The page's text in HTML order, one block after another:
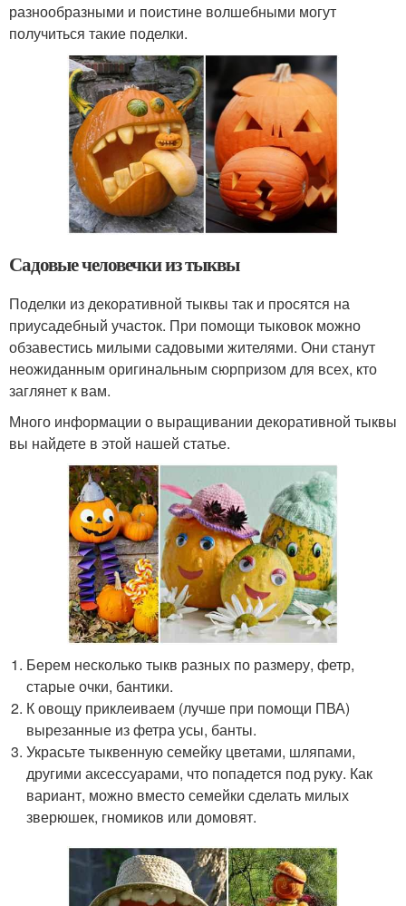
разнообразными и поистине волшебными могут
получиться такие поделки.
Садовые человечки из тыквы
Поделки из декоративной тыквы так и просятся на
приусадебный участок. При помощи тыковок можно
обзавестись милыми садовыми жителями. Они станут
неожиданным оригинальным сюрпризом для всех, кто
заглянет к вам.
Много информации о выращивании декоративной тыквы
вы найдете в этой нашей статье.
Берем несколько тыкв разных по размеру, фетр,
старые очки, бантики.
К овощу приклеиваем (лучше при помощи ПВА)
вырезанные из фетра усы, банты.
Украсьте тыквенную семейку цветами, шляпами,
другими аксессуарами, что попадется под руку. Как
вариант, можно вместо семейки сделать милых
зверюшек, гномиков или домовят.